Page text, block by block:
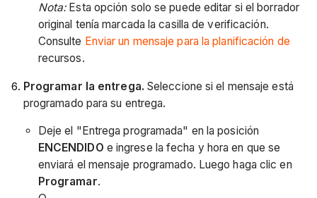
Nota:Esta opción solo se puede editar si el borrador
original tenía marcada la casilla de verificación.
Consulte Enviar un mensaje para la planificación de
recursos.
Programar la entrega. Seleccione si el mensaje está
programado para su entrega.
Deje el "Entrega programada" en la posición
ENCENDIDO e ingrese la fecha y hora en que se
enviará el mensaje programado. Luego haga clic en
Programar.